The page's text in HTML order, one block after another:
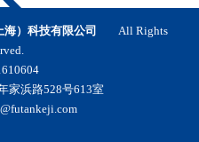
海）科技有限公司
All Rights
家浜路528号613室